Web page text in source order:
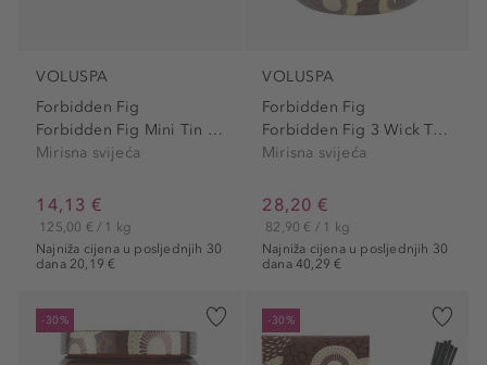
VOLUSPA
Forbidden Fig
Forbidden Fig Mini Tin Candle
Mirisna svijeća
14,13 €
Najniža cijena u posljednjih 30
dana 20,19 €
125,00 € / 1 kg
VOLUSPA
Forbidden Fig
Forbidden Fig 3 Wick Tin...
Mirisna svijeća
28,20 €
Najniža cijena u posljednjih 30
dana 40,29 €
82,90 € / 1 kg
-30% -30%